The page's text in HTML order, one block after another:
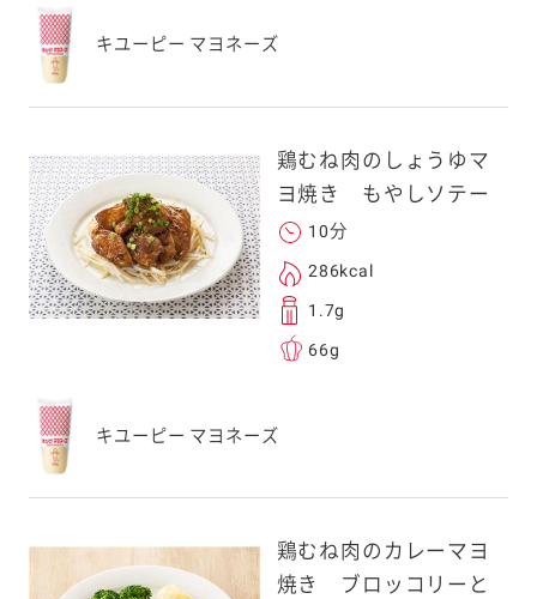
キユーピー マヨネーズ
鶏むね肉のしょうゆマ
ヨ焼き もやしソテー
10分
286kcal
1.7g
66g
キユーピー マヨネーズ
鶏むね肉のカレーマヨ
焼き ブロッコリーと